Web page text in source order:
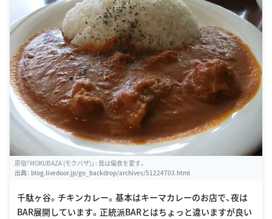
原宿｢MOKUBAZA (モクバザ)｣ : 我は偏食を愛す。
出典： blog.livedoor.jp/go_backdrop/archives/51224703.html
千駄ヶ谷。チキンカレー。基本はキーマカレーのお店で、夜は
BAR展開しています。正統派BARとはちょっと違いますが良い